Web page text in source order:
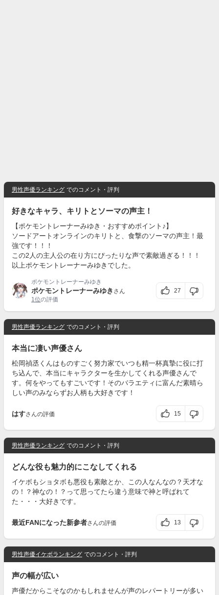
男性声優ランキング でのコメント・評判
好きなキャラ、キリトとソーマの声主！
【ポケモントレーナーみゆき・おすすめポイント♪】
ソードアートオンラインのキリトと、食撃のソーマの声主！最
強です！！！
この2人の主人公の在り方にぴったりな声で素敵過ぎる！！！
以上ポケモントレーナーみゆきでした。
ポケモントレーナーみゆき
ポケモントレーナーみゆき さん
1位の評価
27
男性声優ランキング でのコメント・評判
本当に凄い声優さん
松岡禎丞くんはものすごく努力家でいつも精一杯真摯に役に打
ち込んで、本当にキャラクターを生かしてくれる声優さんで
す。何をやってもすごいです！そのバラエティに富んだ素晴ら
しい声のみならずお人柄も大好きです！
はすさんの評価 15
男性声優ランキング でのコメント・評判
どんな役も魅力的にこなしてくれる
イケボもショタボも悪役も素敵とか、この人なんなの？天才な
の！？神なの！？って思ってたら違う意味で神と呼ばれて
た・・・大好きです。
最近FANになった新参者さんの評価 13
男性声優イケボランキング でのコメント・評判
声の幅が広い
声優だからこそなのかもしれませんが声のレパートリーが多い